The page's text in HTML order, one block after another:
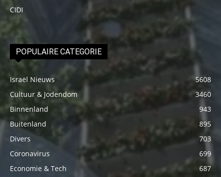
CIDI
POPULAIRE CATEGORIE
Israël Nieuws
5608
Cultuur & Jodendom
3460
Binnenland
943
Buitenland
895
Divers
703
Coronavirus
699
Economie & Tech
687